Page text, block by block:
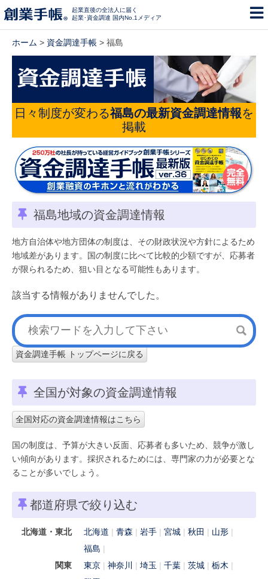
起業直後の全法人に届く
起業･資金調達 国内No.1メディア
ホーム > 資金調達手帳 > 福島
日々制度が変わる福島の最新資金調達情報を
掲載
福島地域の資金調達情報
地方自治体や地方団体の制度は、その財政状況や方針によるため
地域差があります。国の制度に比べて比較的少額ですが、応募者
が限られるため、狙い目となる可能性もあります。
該当する情報がありませんでした。
資金調達手帳 トップページに戻る
全国が対象の資金調達情報
全国対応の資金調達情報はこちら
国の制度は、予算が大きい反面、応募者も多いため、競争が激し
い傾向があります。採択されるためには、専門家の力が必要とな
ることが多いでしょう。
都道府県で絞り込む
北海道・東北 北海道 青森 岩手 宮城 秋田
山形
福島
関東
東京 神奈川 埼玉 千葉 茨城
栃木